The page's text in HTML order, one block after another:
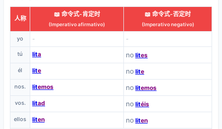
人称
📖 命令式-肯定时
(Imperativo afirmativo)
📖 命令式-否定时
(Imperativo negativo)
yo - -
tú lita no lites
él lite no lite
nos. litemos no litemos
vos. litad no litéis
ellos liten no liten